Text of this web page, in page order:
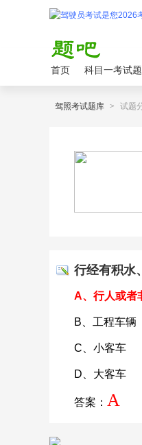
首页 科目一考试
驾照考试题库 > 试题
行经有积水
A、行人或者
B、工程车辆
C、小客车
D、大客车
答案： A